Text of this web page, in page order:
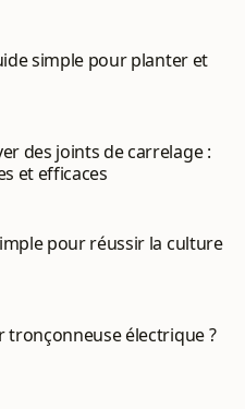
simple pour planter et
des joints de carrelage :
et efficaces
pour réussir la culture
tronçonneuse électrique ?